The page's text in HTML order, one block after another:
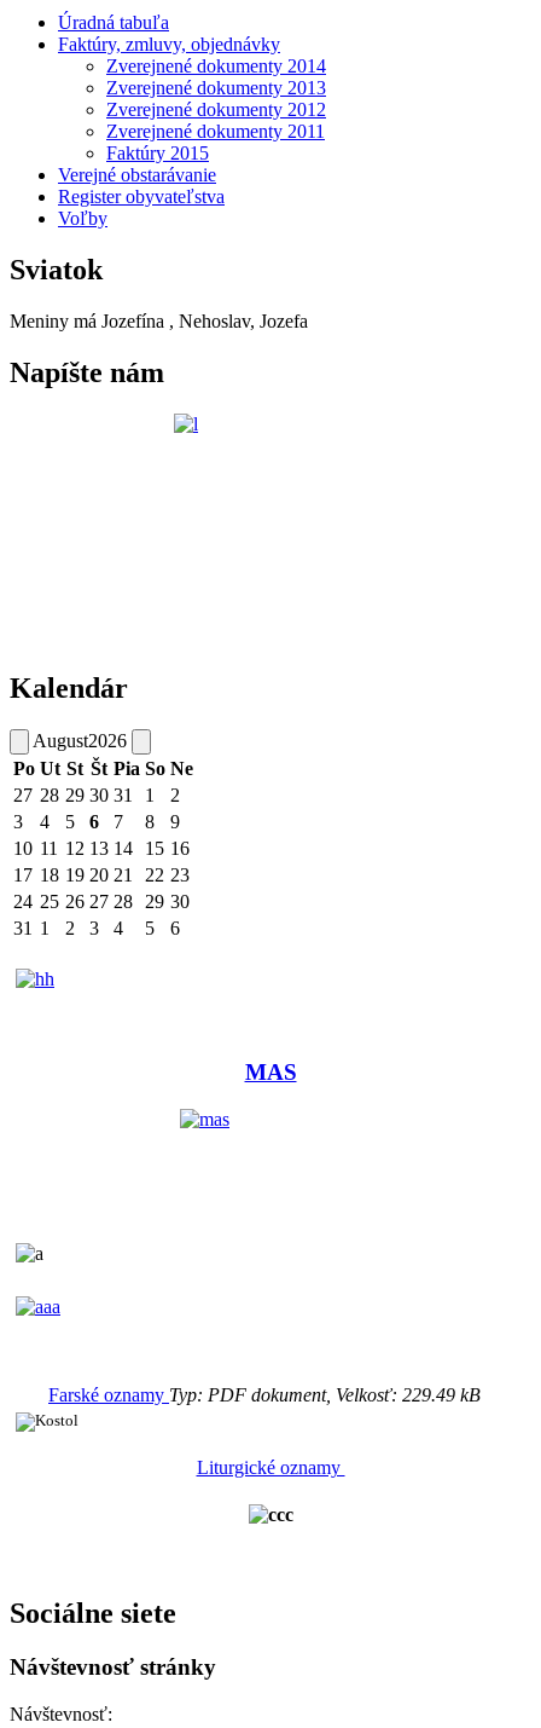
Úradná tabuľa
Faktúry, zmluvy, objednávky
Zverejnené dokumenty 2014
Zverejnené dokumenty 2013
Zverejnené dokumenty 2012
Zverejnené dokumenty 2011
Faktúry 2015
Verejné obstarávanie
Register obyvateľstva
Voľby
Sviatok
Meniny má Jozefína , Nehoslav, Jozefa
Napíšte nám
Kalendár
August2026
Po Ut St Št Pia So Ne
27 28 29 30 31 1
2
3
4 5 6 7 8
9
10 11 12 13 14 15 16
17 18 19 20 21 22 23
24 25 26 27 28 29 30
31 1 2 3 4 5 6
MAS
Farské oznamy Typ: PDF dokument, Velkosť: 229.49 kB
Liturgické oznamy
Sociálne siete
Návštevnosť stránky
Návštevnosť: